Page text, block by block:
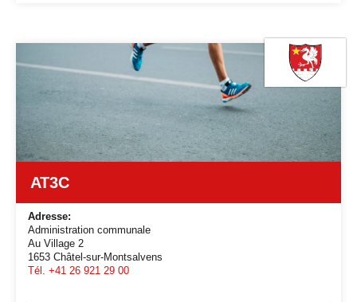
AT3C
Adresse:
Administration communale
Au Village 2
1653 Châtel-sur-Montsalvens
Tél. +41 26 921 29 00